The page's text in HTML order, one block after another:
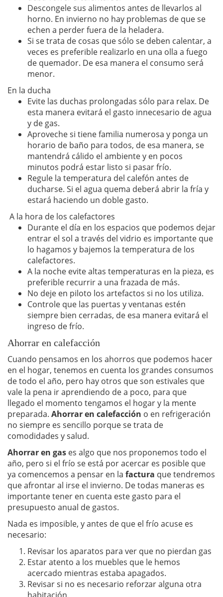
Descongele sus alimentos antes de llevarlos al
horno. En invierno no hay problemas de que se
echen a perder fuera de la heladera.
Si se trata de cosas que sólo se deben calentar, a
veces es preferible realizarlo en una olla a fuego
de quemador. De esa manera el consumo será
menor.
En la ducha
Evite las duchas prolongadas sólo para relax. De
esta manera evitará el gasto innecesario de agua
y de gas.
Aproveche si tiene familia numerosa y ponga un
horario de baño para todos, de esa manera, se
mantendrá cálido el ambiente y en pocos
minutos podrá estar listo si pasar frío.
Regule la temperatura del calefón antes de
ducharse. Si el agua quema deberá abrir la fría y
estará haciendo un doble gasto.
A la hora de los calefactores
Durante el día en los espacios que podemos dejar
entrar el sol a través del vidrio es importante que
lo hagamos y bajemos la temperatura de los
calefactores.
A la noche evite altas temperaturas en la pieza, es
preferible recurrir a una frazada de más.
No deje en piloto los artefactos si no los utiliza.
Controle que las puertas y ventanas estén
siempre bien cerradas, de esa manera evitará el
ingreso de frío.
Ahorrar en calefacción
Cuando pensamos en los ahorros que podemos hacer
en el hogar, tenemos en cuenta los grandes consumos
de todo el año, pero hay otros que son estivales que
vale la pena ir aprendiendo de a poco, para que
llegado el momento tengamos el hogar y la mente
preparada. Ahorrar en calefacción o en refrigeración
no siempre es sencillo porque se trata de
comodidades y salud.
Ahorrar en gas es algo que nos proponemos todo el
año, pero si el frío se está por acercar es posible que
ya comencemos a pensar en la factura que tendremos
que afrontar al irse el invierno. De todas maneras es
importante tener en cuenta este gasto para el
presupuesto anual de gastos.
Nada es imposible, y antes de que el frío acuse es
necesario:
Revisar los aparatos para ver que no pierdan gas
Estar atento a los muebles que le hemos
acercado mientras estaba apagados.
Revisar si no es necesario reforzar alguna otra